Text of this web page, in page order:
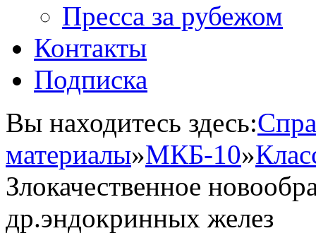
Пресса за рубежом
Контакты
Подписка
Вы находитесь здесь:
материалы»МКБ-10»
Злокачественное
др.эндокринных желез